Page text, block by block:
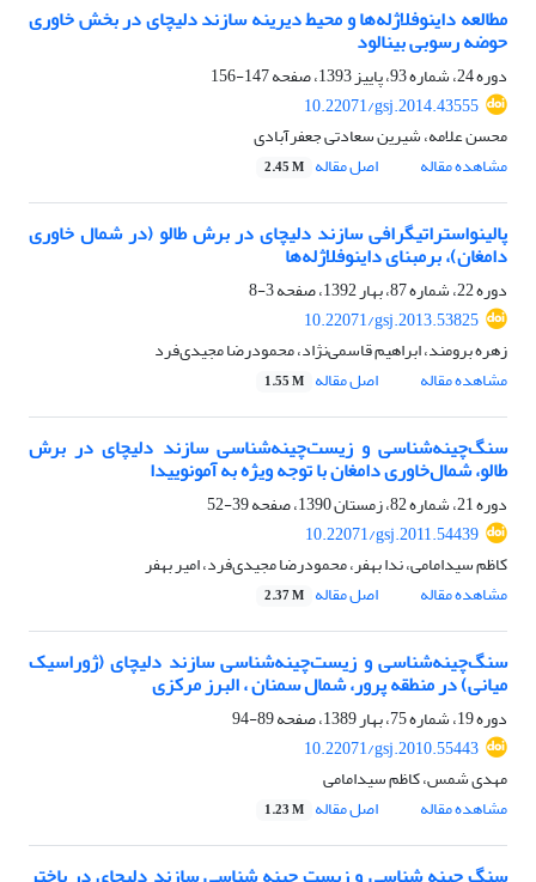
مطالعه داینوفلاژله‌ها و محیط دیرینه سازند دلیچای در بخش خاوری
حوضه رسوبی بینالود
دوره 24، شماره 93، پاییز 1393، صفحه
147-156
10.22071/gsj.2014.43555
محسن علامه، شیرین سعادتی جعفرآبادی
مشاهده مقاله
اصل مقاله 2.45 M
پالینواستراتیگرافی سازند دلیچای در برش طالو (در شمال خاوری
دامغان)، برمبنای داینوفلاژله‌ها
دوره 22، شماره 87، بهار 1392، صفحه
3-8
10.22071/gsj.2013.53825
زهره برومند، ابراهیم قاسمی‌نژاد، محمود‌رضا مجیدی‌فرد
مشاهده مقاله
اصل مقاله 1.55 M
سنگ‌چینه‌شناسی و زیست‌چینه‌شناسی سازند دلیچای در برش
طالو، شمال‌خاوری دامغان با توجه ویژه به آمونوییدا
دوره 21، شماره 82، زمستان 1390، صفحه
39-52
10.22071/gsj.2011.54439
کاظم سیدامامی، ندا بهفر، محمودرضا مجیدی‌فرد، امیر بهفر
مشاهده مقاله
اصل مقاله 2.37 M
سنگ‌چینه‌شناسی و زیست‌چینه‌شناسی سازند دلیچای (ژوراسیک
میانی) در منطقه پرور، شمال سمنان ، البرز مرکزی
دوره 19، شماره 75، بهار 1389، صفحه
89-94
10.22071/gsj.2010.55443
مهدی شمس، کاظم سیدامامی
مشاهده مقاله
اصل مقاله 1.23 M